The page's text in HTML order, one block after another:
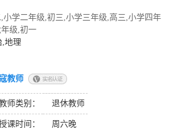
小学二年级,初三,小学三年级,高三,小学四年
级,初一
,地理
教师
师类别： 退休教师
课时间： 周六晚